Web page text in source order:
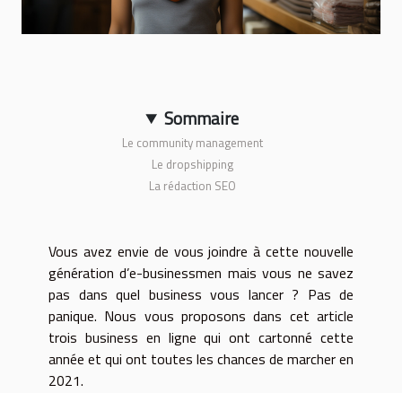
Sommaire
Le community management
Le dropshipping
La rédaction SEO
Vous avez envie de vous joindre à cette nouvelle
génération d’e-businessmen mais vous ne savez
pas dans quel business vous lancer ? Pas de
panique. Nous vous proposons dans cet article
trois business en ligne qui ont cartonné cette
année et qui ont toutes les chances de marcher en
2021.